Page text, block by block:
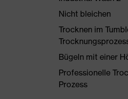
Nicht bleichen
Trocknen im
Bügeln mit einer
Professionelle
Prozess